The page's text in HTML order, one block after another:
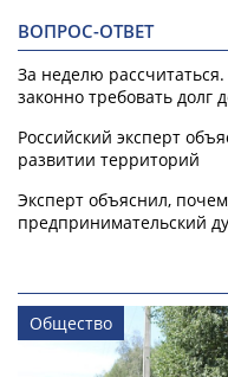
ВОПРОС-ОТВЕТ
За неделю
законно требовать долг
Российский эксперт
развитии территорий
Эксперт объяснил,
предпринимательский
Общество